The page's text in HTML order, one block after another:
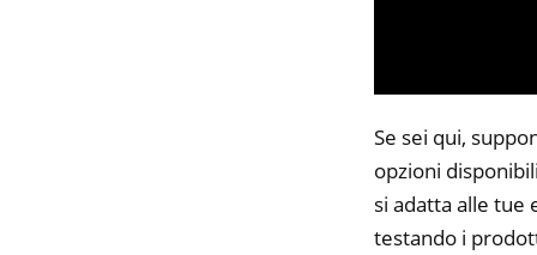
Se sei qui,
opzioni
si adatta alle tue
testando i